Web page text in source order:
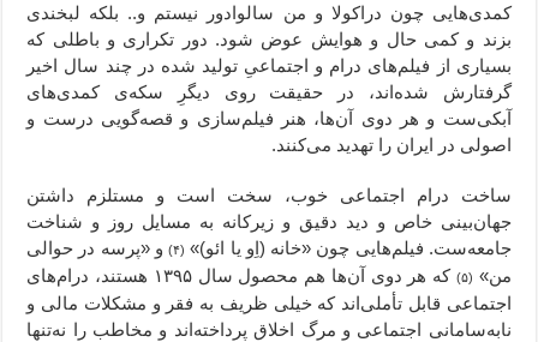
کمدی‌هایی چون دراکولا و من سالوادور نیستم و.. بلکه لبخندی
بزند و کمی حال و هوایش عوض شود. دور تکراری و باطلی که
بسیاری از فیلم‌‌های درام و اجتماعیِ تولید شده در چند سال اخیر
گرفتارش شده‌اند، در حقیقت روی دیگرِ سکه‌ی کمدی‌های
آبکی‌ست و هر دوی آن‌‌ها، هنر فیلم‌سازی و قصه‌‌گویی درست و
اصولی در ایران را تهدید می‌کنند.
ساخت درام اجتماعی خوب، سخت است و مستلزم داشتن
جهان‌بینی خاص و دید دقیق و زیرکانه به مسايل روز و شناخت
جامعه‌ست. فیلم‌‌هایی چون «خانه (اِو یا ائو)» (۴)
و «پرسه در حوالی
من» (۵)
که هر دوی آن‌ها هم محصول سال ۱۳۹۵ هستند، درام‌های
اجتماعی قابل تأملی‌اند که خیلی ظریف به فقر و مشکلات مالی و
نابه‌سامانی اجتماعی و مرگ اخلاق پرداخته‌اند و مخاطب را نه‌تنها